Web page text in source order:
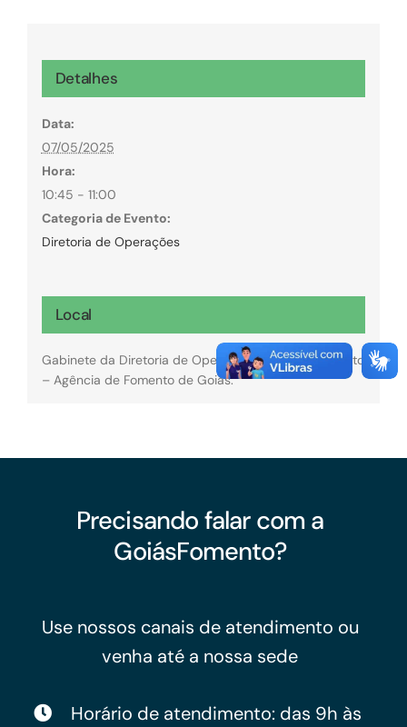
Detalhes
Data:
07/05/2025
Hora:
10:45 - 11:00
Categoria de Evento:
Diretoria de Operações
Local
Gabinete da Diretoria de Operações da GoiásFomento
– Agência de Fomento de Goiás.
Precisando falar com a
GoiásFomento?
Use nossos canais de atendimento ou
venha até a nossa sede
Horário de atendimento: das 9h às